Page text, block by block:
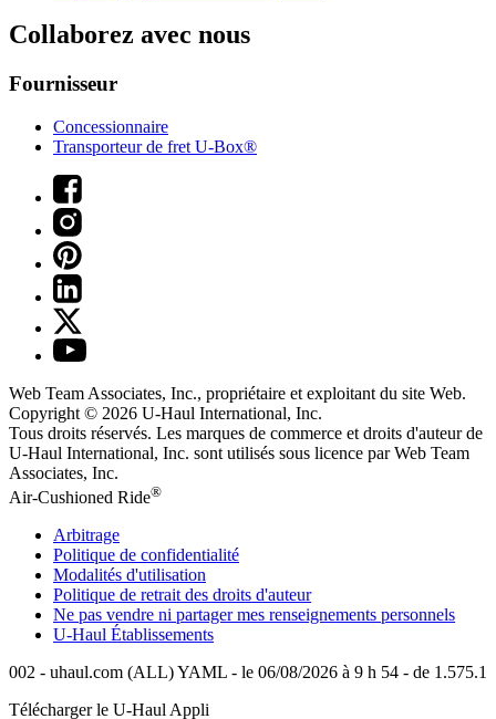
Collaborez avec nous
Fournisseur
Concessionnaire
Transporteur de fret U-Box®
Web Team Associates, Inc., propriétaire et exploitant du site Web.
Copyright © 2026 U-Haul International, Inc.
Tous droits réservés. Les marques de commerce et droits d'auteur de
U-Haul International, Inc. sont utilisés sous licence par Web Team
Associates, Inc.
Air-Cushioned Ride®
Arbitrage
Politique de confidentialité
Modalités d'utilisation
Politique de retrait des droits d'auteur
Ne pas vendre ni partager mes renseignements personnels
U-Haul Établissements
002 - uhaul.com (ALL) YAML - le 06/08/2026 à 9 h 54 - de 1.575.1
Télécharger le U-Haul Appli